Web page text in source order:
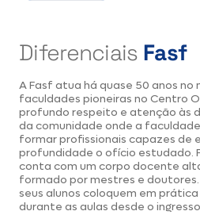
Diferenciais Fasf
A Fasf atua há quase 50 anos
faculdades pioneiras no Centro
profundo respeito e atenção às
da comunidade onde a
formar profissionais capazes de
profundidade o ofício estudado.
conta com um corpo docente
formado por mestres e
seus alunos coloquem em
durante as aulas desde o